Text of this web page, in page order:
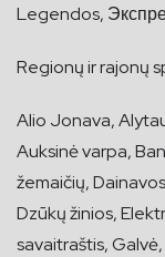
Legendos,
Regionų ir rajonų
Alio Jonava,
Auksinė varpa,
žemaičių,
Dzūkų žinios,
savaitraštis,